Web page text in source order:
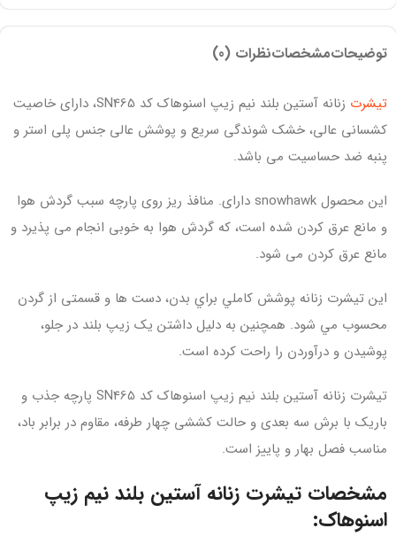
توضیحاتمشخصاتنظرات (0)
تیشرت
زنانه آستین بلند نیم زیپ اسنوهاک کد SN465، دارای خاصیت
کشسانی عالی، خشک شوندگی سریع و پوشش عالی جنس پلی استر و
پنبه ضد حساسیت می باشد.
این محصول snowhawk دارای. منافذ ریز روی پارچه سبب گردش هوا
و مانع عرق کردن شده است، كه گردش هوا به خوبی انجام می پذيرد و
مانع عرق كردن می شود.
اين تيشرت زنانه پوشش كاملي براي بدن، دست ها و قسمتی از گردن
محسوب مي شود. همچنين به دليل داشتن يک زيپ بلند در جلو،
پوشيدن و درآوردن را راحت کرده است.
تیشرت زنانه آستین بلند نیم زیپ اسنوهاک کد SN465 پارچه جذب و
باریک با برش سه بعدی و حالت کششی چهار طرفه، مقاوم در برابر باد،
مناسب فصل بهار و پاییز است.
مشخصات تیشرت زنانه آستین بلند نیم زیپ
اسنوهاک: